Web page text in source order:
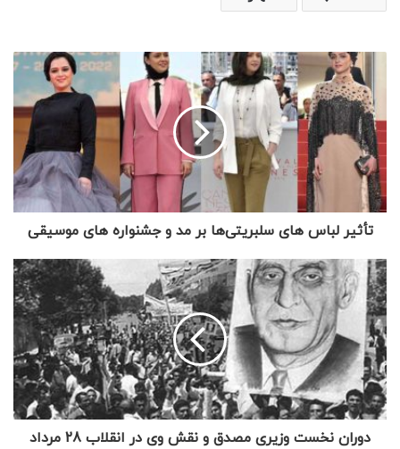
تأثیر لباس های سلبریتی‌ها بر مد و جشنواره های موسیقی
دوران نخست وزیری مصدق و نقش وی در انقلاب 28 مرداد